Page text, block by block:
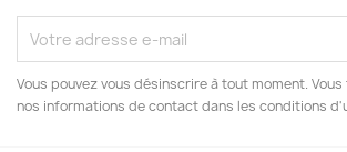
Vous pouvez vous désinscrire à tout moment.
nos informations de contact dans les conditions